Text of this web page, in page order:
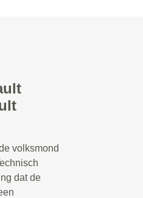
volksmond
dat de